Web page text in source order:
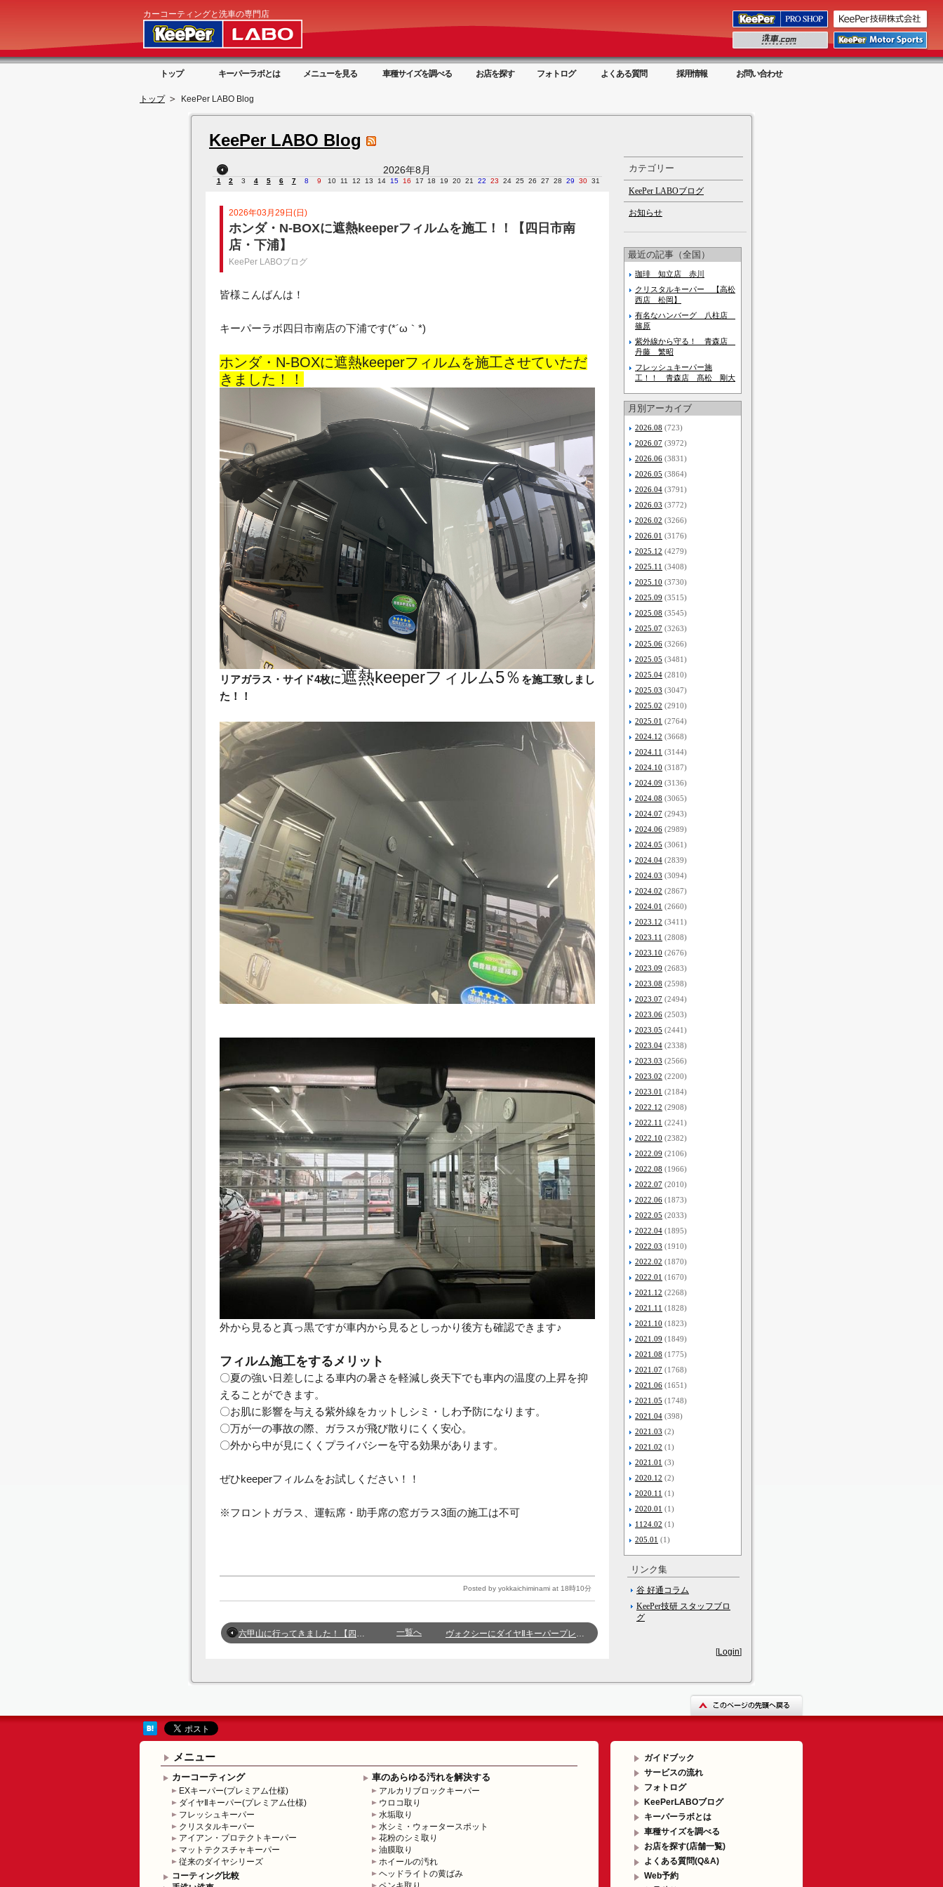
カーコーティングと洗車の専門店
トップ キーパーラボとは メニューを見る 車種サイズを調べる お店を探す フォトログ よくある質問 採用情報 お問い合わせ
トップ KeePer LABO Blog
KeePer LABO Blog
2026年8月
1 2 3 4 5 6 7 8 9 10 11 12 13 14 15 16 17 18 19 20 21 22 23 24 25 26 27 28 29 30 31
2026年03月29日(日)
ホンダ・N-BOXに遮熱keeperフィルムを施工！！【四日市南
店・下浦】
KeePer LABOブログ
皆様こんばんは！
キーパーラボ四日市南店の下浦です(*´ω｀*)
ホンダ・N-BOXに遮熱keeperフィルムを施工させていただ
きました！！
リアガラス・サイド4枚に遮熱keeperフィルム5％ を施工致しまし
た！！
外から見ると真っ黒ですが車内から見るとしっかり後方も確認できます♪
フィルム施工をするメリット
〇夏の強い日差しによる車内の暑さを軽減し炎天下でも車内の温度の上昇を抑
えることができます。
〇お肌に影響を与える紫外線をカットしシミ・しわ予防になります。
〇万が一の事故の際、ガラスが飛び散りにくく安心。
〇外から中が見にくくプライバシーを守る効果があります。
ぜひkeeperフィルムをお試しください！！
※フロントガラス、運転席・助手席の窓ガラス3面の施工は不可
Posted by yokkaichiminami at 18時10分
六甲山に行ってきました！【四日市南店・山口】 一覧へ
カテゴリー
KeePer LABOブログ
お知らせ
最近の記事（全国）
珈琲 知立店 赤川
クリスタルキーパー 【高松
西店 松岡】
有名なハンバーグ 八柱店
篠原
紫外線から守る！ 青森店
丹藤 繁昭
フレッシュキーパー施
工！！ 青森店 髙松 剛大
月別アーカイブ
2026.08 (723)
2026.07 (3972)
2026.06 (3831)
2026.05 (3864)
2026.04 (3791)
2026.03 (3772)
2026.02 (3266)
2026.01 (3176)
2025.12 (4279)
2025.11 (3408)
2025.10 (3730)
2025.09 (3515)
2025.08 (3545)
2025.07 (3263)
2025.06 (3266)
2025.05 (3481)
2025.04 (2810)
2025.03 (3047)
2025.02 (2910)
2025.01 (2764)
2024.12 (3668)
2024.11 (3144)
2024.10 (3187)
2024.09 (3136)
2024.08 (3065)
2024.07 (2943)
2024.06 (2989)
2024.05 (3061)
2024.04 (2839)
2024.03 (3094)
2024.02 (2867)
2024.01 (2660)
2023.12 (3411)
2023.11 (2808)
2023.10 (2676)
2023.09 (2683)
2023.08 (2598)
2023.07 (2494)
2023.06 (2503)
2023.05 (2441)
2023.04 (2338)
2023.03 (2566)
2023.02 (2200)
2023.01 (2184)
2022.12 (2908)
2022.11 (2241)
2022.10 (2382)
2022.09 (2106)
2022.08 (1966)
2022.07 (2010)
2022.06 (1873)
2022.05 (2033)
2022.04 (1895)
2022.03 (1910)
2022.02 (1870)
2022.01 (1670)
2021.12 (2268)
2021.11 (1828)
2021.10 (1823)
2021.09 (1849)
2021.08 (1775)
2021.07 (1768)
2021.06 (1651)
2021.05 (1748)
2021.04 (398)
2021.03 (2)
2021.02 (1)
2021.01 (3)
2020.12 (2)
2020.11 (1)
2020.01 (1)
1124.02 (1)
205.01 (1)
リンク集
谷 好通コラム
KeePer技研 スタッフブロ
グ
[Login]
メニュー
カーコーティング
EXキーパー(プレミアム仕様)
ダイヤⅡキーパー(プレミアム仕様)
フレッシュキーパー
クリスタルキーパー
アイアン・プロテクトキーパー
マットテクスチャキーパー
従来のダイヤシリーズ
コーティング比較
車のあらゆる汚れを解決する
アルカリブロックキーパー
ウロコ取り
水垢取り
水シミ・ウォータースポット
花粉のシミ取り
油膜取り
ホイールの汚れ
ヘッドライトの黄ばみ
ガイドブック
サービスの流れ
フォトログ
KeePerLABOブログ
キーパーラボとは
車種サイズを調べる
お店を探す(店舗一覧)
よくある質問(Q&A)
Web予約